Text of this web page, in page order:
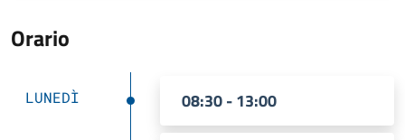
Orario
LUNEDÌ 08:30 - 13:00